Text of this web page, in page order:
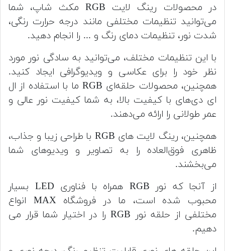
در محصولات رینگ لایت RGB مکث شاپ، شما
می‌توانید تنظیمات مختلفی مانند درجه حرارت رنگی،
شدت نور، تنظیمات دمای رنگ و ... را انجام دهید.
با این تنظیمات مختلف، می‌توانید به سادگی نور مورد
نظر خود را برای عکاسی و ویدیوگرافی ایجاد کنید.
همچنین، محصولات حلقه‌ای RGB ما با استفاده از ال
ای دی‌های با کیفیت بالا، به شما کیفیت نور عالی و
عمر طولانی را ارائه می‌دهند.
همچنین، رینگ لایت های RGB با طراحی زیبا و جذاب،
ظاهری فوق‌العاده را به تصاویر و ویدیوهای شما
می‌بخشند.
از آنجا که نور RGB همراه با فناوری LED بسیار
محبوب شده است، ما در فروشگاه MAX انواع
مختلفی از حلقه نور RGB را در اختیار شما قرار می
دهیم.